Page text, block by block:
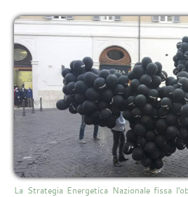
La Strategia Energetica Nazionale fissa